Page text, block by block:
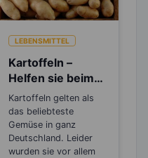
LEBENSMITTEL
Kartoffeln –
Helfen sie beim
Abnehmen oder
machen sie dick?
Kartoffeln gelten als
das beliebteste
Gemüse in ganz
Deutschland. Leider
wurden sie vor allem